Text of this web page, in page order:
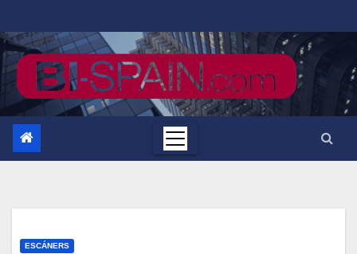
al
contenido
ESCÁNERS